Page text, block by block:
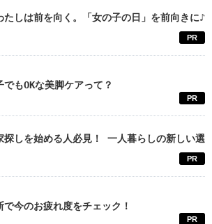
たしは前を向く。「女の子の日」を前向きに♪
PR
でもOKな美脚ケアって？
PR
探しを始める人必見！ 一人暮らしの新しい選
PR
で今のお疲れ度をチェック！
PR